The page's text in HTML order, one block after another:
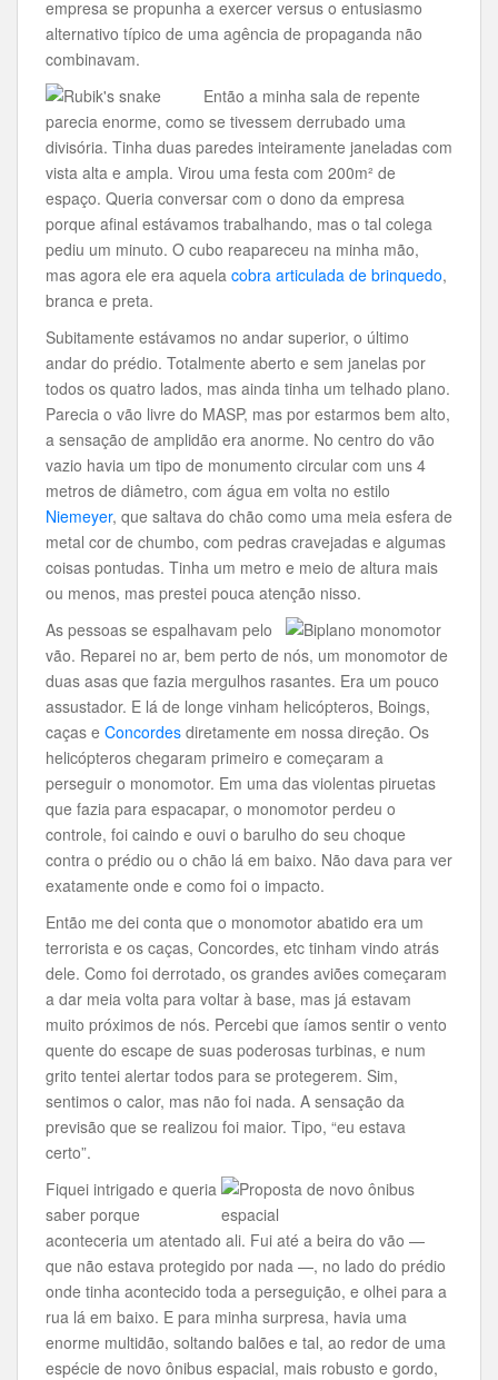
empresa se propunha a exercer versus o entusiasmo
alternativo típico de uma agência de propaganda não
combinavam.
Então a minha sala de repente
parecia enorme, como se tivessem derrubado uma
divisória. Tinha duas paredes inteiramente janeladas com
vista alta e ampla. Virou uma festa com 200m² de
espaço. Queria conversar com o dono da empresa
porque afinal estávamos trabalhando, mas o tal colega
pediu um minuto. O cubo reapareceu na minha mão,
mas agora ele era aquela cobra articulada de brinquedo,
branca e preta.
Subitamente estávamos no andar superior, o último
andar do prédio. Totalmente aberto e sem janelas por
todos os quatro lados, mas ainda tinha um telhado plano.
Parecia o vão livre do MASP, mas por estarmos bem alto,
a sensação de amplidão era anorme. No centro do vão
vazio havia um tipo de monumento circular com uns 4
metros de diâmetro, com água em volta no estilo
Niemeyer, que saltava do chão como uma meia esfera de
metal cor de chumbo, com pedras cravejadas e algumas
coisas pontudas. Tinha um metro e meio de altura mais
ou menos, mas prestei pouca atenção nisso.
As pessoas se espalhavam pelo
vão. Reparei no ar, bem perto de nós, um monomotor de
duas asas que fazia mergulhos rasantes. Era um pouco
assustador. E lá de longe vinham helicópteros, Boings,
caças e Concordes diretamente em nossa direção. Os
helicópteros chegaram primeiro e começaram a
perseguir o monomotor. Em uma das violentas piruetas
que fazia para espacapar, o monomotor perdeu o
controle, foi caindo e ouvi o barulho do seu choque
contra o prédio ou o chão lá em baixo. Não dava para ver
exatamente onde e como foi o impacto.
Então me dei conta que o monomotor abatido era um
terrorista e os caças, Concordes, etc tinham vindo atrás
dele. Como foi derrotado, os grandes aviões começaram
a dar meia volta para voltar à base, mas já estavam
muito próximos de nós. Percebi que íamos sentir o vento
quente do escape de suas poderosas turbinas, e num
grito tentei alertar todos para se protegerem. Sim,
sentimos o calor, mas não foi nada. A sensação da
previsão que se realizou foi maior. Tipo, “eu estava
certo”.
Fiquei intrigado e queria
saber porque
aconteceria um atentado ali. Fui até a beira do vão —
que não estava protegido por nada —, no lado do prédio
onde tinha acontecido toda a perseguição, e olhei para a
rua lá em baixo. E para minha surpresa, havia uma
enorme multidão, soltando balões e tal, ao redor de uma
espécie de novo ônibus espacial, mais robusto e gordo,